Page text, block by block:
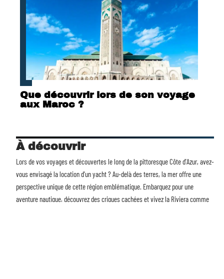
Que découvrir lors de son voyage
aux Maroc ?
À découvrir
Lors de vos voyages et découvertes le long de la pittoresque Côte d'Azur, avez-
vous envisagé lalocation d'un yacht? Au-delà des terres, la mer offre une
perspective unique de cette région emblématique. Embarquez pour une
aventure nautique, découvrez des criques cachées et vivez la Riviera comme